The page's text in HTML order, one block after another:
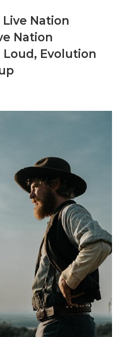
Live Nation
Nation
, Evolution